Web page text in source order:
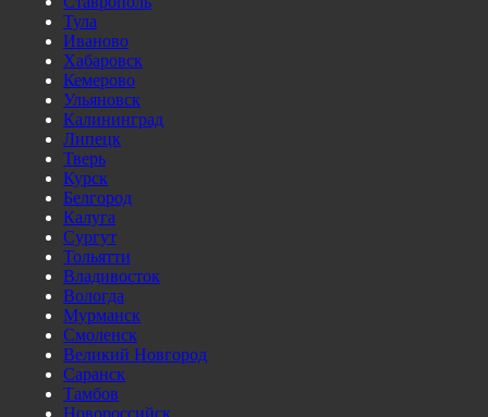
Тула
Иваново
Хабаровск
Кемерово
Ульяновск
Калининград
Липецк
Тверь
Курск
Белгород
Калуга
Сургут
Тольятти
Владивосток
Вологда
Мурманск
Смоленск
Великий Новгород
Саранск
Тамбов
Новороссийск